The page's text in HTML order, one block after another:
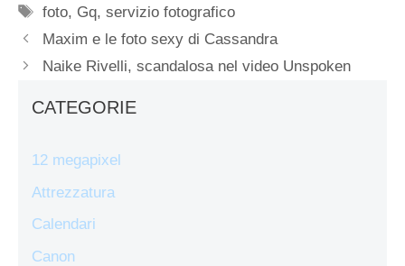
Tag
foto, Gq,servizio fotografico
Maxim e le foto sexy di Cassandra
Naike Rivelli, scandalosa nel video Unspoken
CATEGORIE
12 megapixel
Attrezzatura
Calendari
Canon